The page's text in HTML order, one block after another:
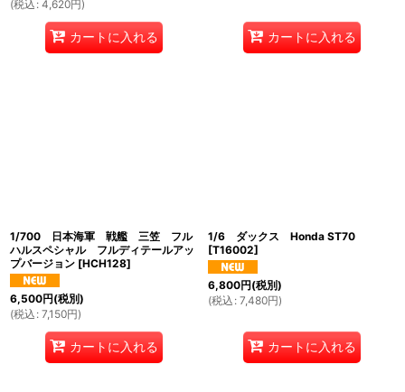
(税込 : 4,620円)
カートに入れる カートに入れる
1/700 日本海軍 戦艦 三笠 フル
ハルスペシャル フルディテールアッ
プバージョン [HCH128]
6,500円(税別)
(税込 : 7,150円)
カートに入れる
1/6 ダックス Honda ST70
[T16002]
6,800円(税別)
(税込 : 7,480円)
カートに入れる